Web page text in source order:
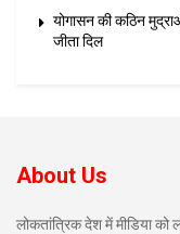
योगासन की कठिन
जीता दिल
About Us
लोकतांत्रिक देश में मीडिया को